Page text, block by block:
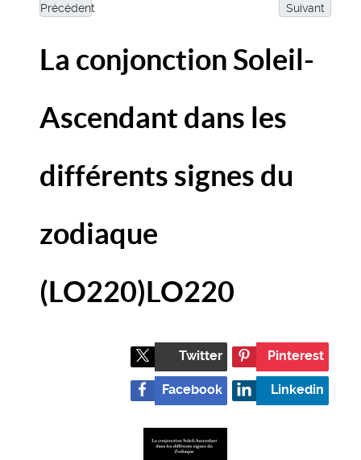
Précédent Suivant
La conjonction Soleil-
Ascendant dans les
différents signes du
zodiaque
(LO220)LO220
Twitter Pinterest
Facebook Linkedin